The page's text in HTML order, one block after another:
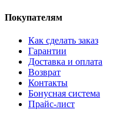
Покупателям
Как сделать заказ
Гарантии
Доставка и оплата
Возврат
Контакты
Бонусная система
Прайс-лист